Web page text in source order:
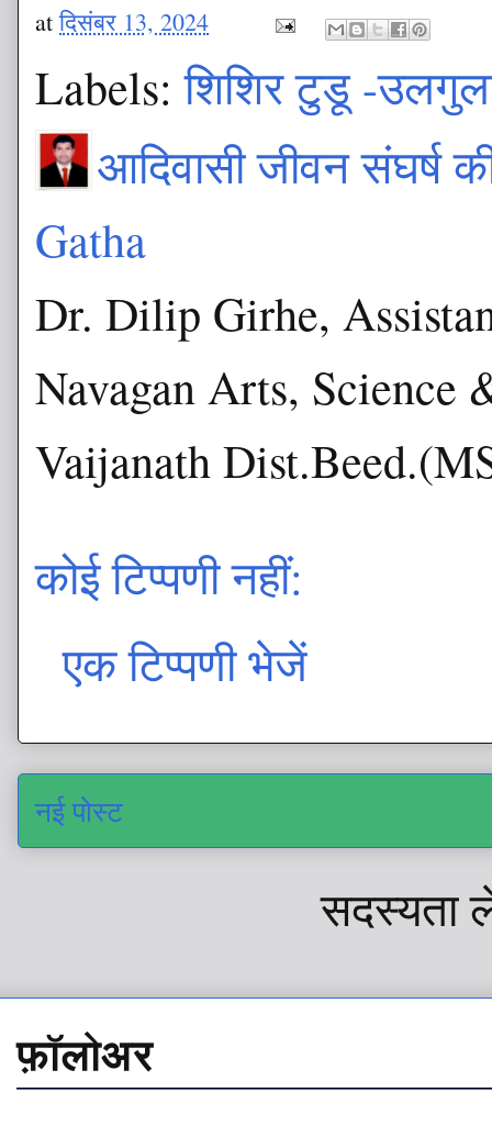
atदिसंबर 13, 2024
Labels:शिशिर टुडू -
आदिवासी जीवन संघर्ष
Gatha
Dr. Dilip Girhe,
Navagan Arts, Science
Vaijanath
कोई टिप्पणी नहीं:
एक टिप्पणी भेजें
नई पोस्ट
सदस्यता
फ़ॉलोअर